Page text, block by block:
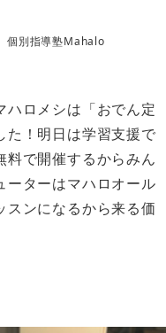
著
個別指導塾Mahalo
ハロメシは「おでん定
た！明日は学習支援で
料で開催するからみん
ーターはマハロオール
スンになるから来る価